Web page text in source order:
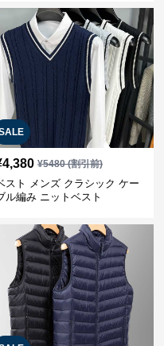
4,380 ¥5480(割引前)
スト メンズ クラシック ケー
ル編み ニットベスト